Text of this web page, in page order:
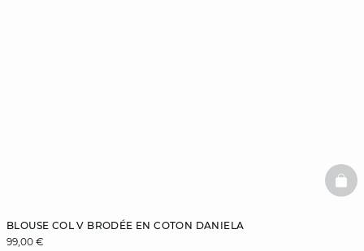
BLOUSE COL V BRODÉE EN COTON DANIELA
99,00 €